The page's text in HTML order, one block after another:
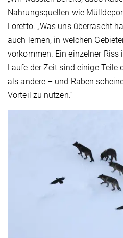
Nahrungsquellen wie
Loretto. „Was uns überrascht
auch lernen, in welchen
vorkommen. Ein einzelner Riss
Laufe der Zeit sind einige Teile
als andere – und Raben
Vorteil zu nutzen.“